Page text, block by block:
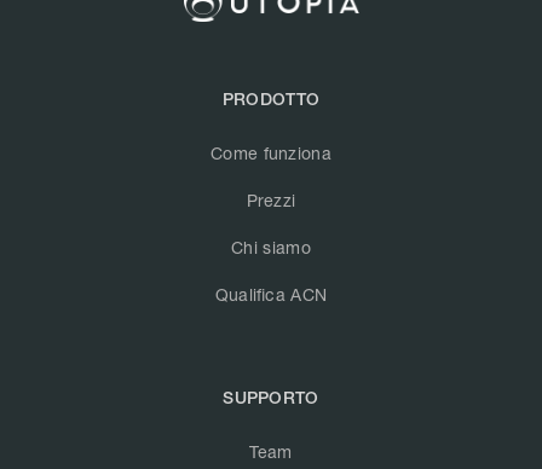
PRODOTTO
Come funziona
Prezzi
Chi siamo
Qualifica ACN
SUPPORTO
Team